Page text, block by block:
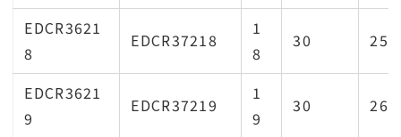
EDCR3621
8
EDCR37218
1
8
30
EDCR3621
9
EDCR37219
1
9
30